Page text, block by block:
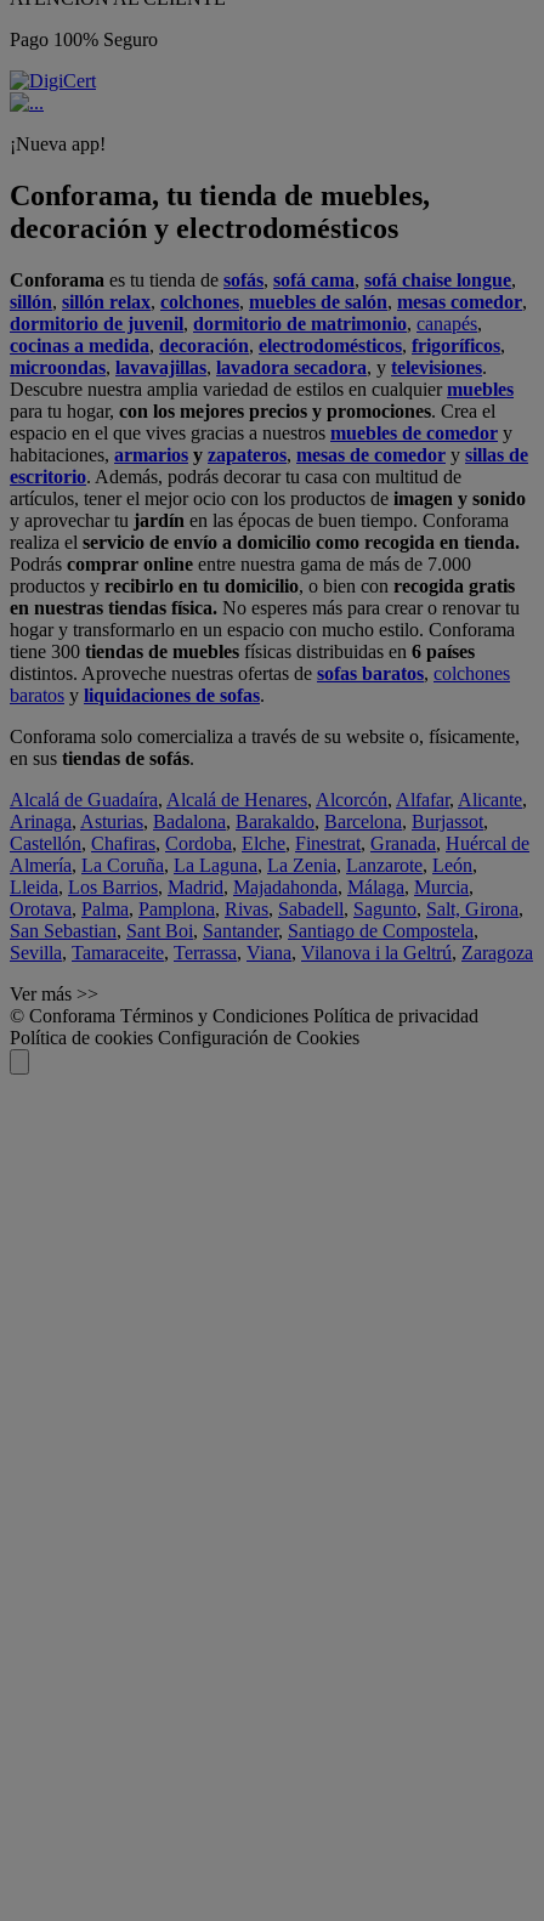
Pago 100% Seguro
¡Nueva app!
Conforama, tu tienda de muebles,
decoración y electrodomésticos
Conforama es tu tienda de sofás, sofá cama, sofá chaise longue,
sillón, sillón relax, colchones, muebles de salón, mesas comedor,
dormitorio de juvenil, dormitorio de matrimonio, canapés,
cocinas a medida, decoración, electrodomésticos, frigoríficos,
microondas, lavavajillas, lavadora secadora, y televisiones.
Descubre nuestra amplia variedad de estilos en cualquiermuebles
para tu hogar, con los mejores precios y promociones. Crea el
espacio en el que vives gracias a nuestros muebles de comedor y
habitaciones, armarios y zapateros, mesas de comedor y sillas de
escritorio. Además, podrás decorar tu casa con multitud de
artículos, tener el mejor ocio con los productos de imagen y sonido
y aprovechar tu jardín en las épocas de buen tiempo. Conforama
realiza el servicio de envío a domicilio como recogida en tienda.
Podrás comprar online entre nuestra gama de más de 7.000
productos y recibirlo en tu domicilio, o bien con recogida gratis
en nuestras tiendas física. No esperes más para crear o renovar tu
hogar y transformarlo en un espacio con mucho estilo. Conforama
tiene 300 tiendas de muebles físicas distribuidas en 6 países
distintos. Aproveche nuestras ofertas de sofas baratos, colchones
baratos y liquidaciones de sofas.
Conforama solo comercializa a través de su website o, físicamente,
en sus tiendas de sofás.
Alcalá de Guadaíra, Alcalá de Henares, Alcorcón, Alfafar, Alicante,
Arinaga, Asturias, Badalona, Barakaldo, Barcelona, Burjassot,
Castellón, Chafiras, Cordoba, Elche, Finestrat, Granada, Huércal de
Almería, La Coruña, La Laguna, La Zenia, Lanzarote, León,
Lleida, Los Barrios, Madrid, Majadahonda, Málaga, Murcia,
Orotava, Palma, Pamplona, Rivas, Sabadell, Sagunto, Salt, Girona,
San Sebastian, Sant Boi, Santander, Santiago de Compostela,
Sevilla, Tamaraceite, Terrassa, Viana, Vilanova i la Geltrú, Zaragoza
Ver más >>
© Conforama Términos y Condiciones Política de privacidad
Política de cookies Configuración de Cookies